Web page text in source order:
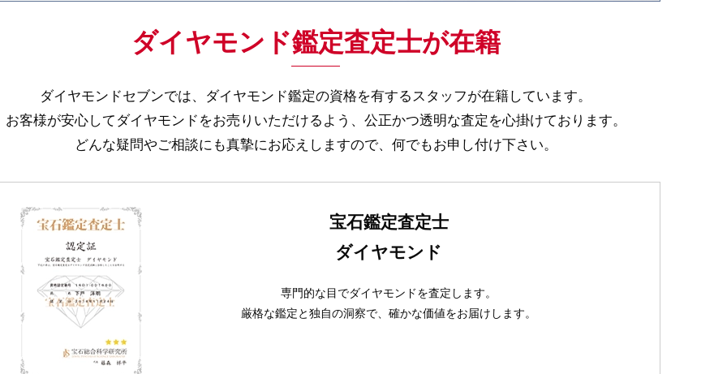
ダイヤモンド鑑定査定士が在籍
ダイヤモンドセブンでは、ダイヤモンド鑑定の資格を有するスタッフが在籍しています。
お客様が安心してダイヤモンドをお売りいただけるよう、公正かつ透明な査定を心掛けております。
どんな疑問やご相談にも真摯にお応えしますので、何でもお申し付け下さい。
宝石鑑定査定士
ダイヤモンド
専門的な目でダイヤモンドを査定します。
厳格な鑑定と独自の洞察で、確かな価値をお届けします。